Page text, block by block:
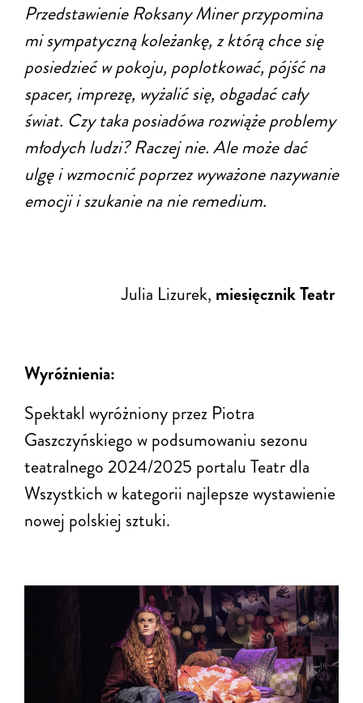
Przedstawienie Roksany Miner przypomina
mi sympatyczną koleżankę, z którą chce się
posiedzieć w pokoju, poplotkować, pójść na
spacer, imprezę, wyżalić się, obgadać cały
świat. Czy taka posiadówa rozwiąże problemy
młodych ludzi? Raczej nie. Ale może dać
ulgę i wzmocnić poprzez wyważone nazywanie
emocji i szukanie na nie remedium.
Julia Lizurek, miesięcznik Teatr
Wyróżnienia:
Spektakl wyróżniony przez Piotra
Gaszczyńskiegow podsumowaniu sezonu
teatralnego 2024/2025 portalu Teatr dla
Wszystkichw kategorii najlepsze wystawienie
nowej polskiej sztuki.